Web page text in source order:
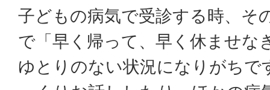
子どもの病気で受診する時、そ
で「早く帰って、早く休ませな
ゆとりのない状況になりがちで